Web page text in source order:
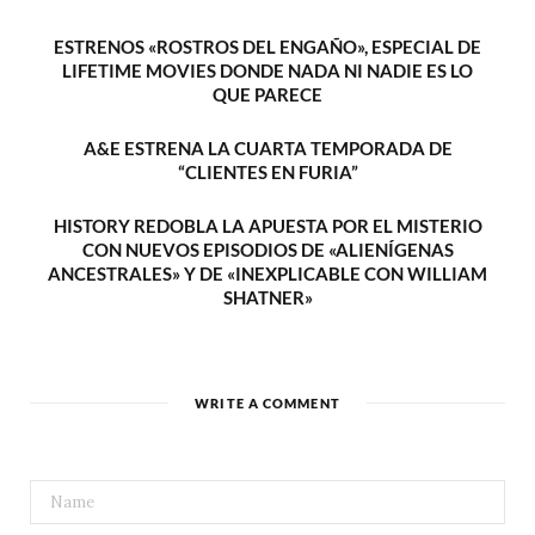
ESTRENOS «ROSTROS DEL ENGAÑO», ESPECIAL DE
LIFETIME MOVIES DONDE NADA NI NADIE ES LO
QUE PARECE
A&E ESTRENA LA CUARTA TEMPORADA DE
“CLIENTES EN FURIA”
HISTORY REDOBLA LA APUESTA POR EL MISTERIO
CON NUEVOS EPISODIOS DE «ALIENÍGENAS
ANCESTRALES» Y DE «INEXPLICABLE CON WILLIAM
SHATNER»
WRITE A COMMENT